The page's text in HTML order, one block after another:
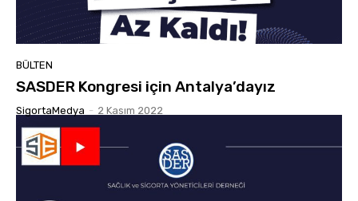
BÜLTEN
SASDER Kongresi için Antalya’dayız
SigortaMedya - 2 Kasım 2022